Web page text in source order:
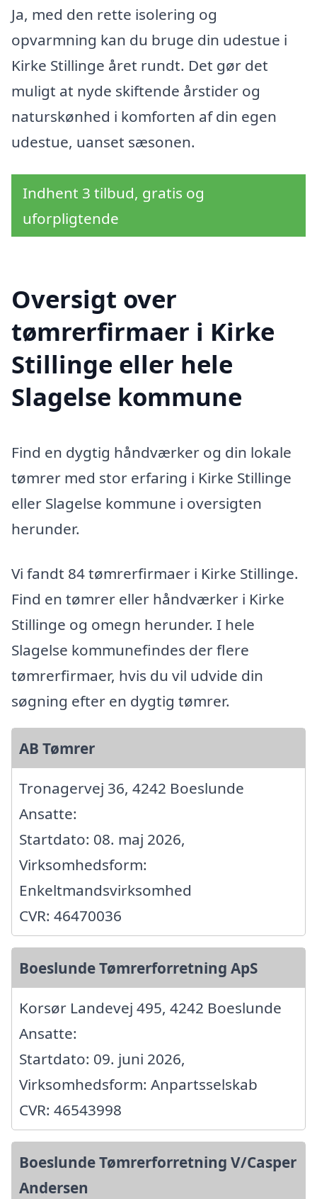
Ja, med den rette isolering og
opvarmning kan du bruge din udestue i
Kirke Stillinge året rundt. Det gør det
muligt at nyde skiftende årstider og
naturskønhed i komforten af din egen
udestue, uanset sæsonen.
Indhent 3 tilbud, gratis og
uforpligtende
Oversigt over
tømrerfirmaer i Kirke
Stillinge eller hele
Slagelse kommune
Find en dygtig håndværker og din lokale
tømrer med stor erfaring i Kirke Stillinge
eller Slagelse kommune i oversigten
herunder.
Vi fandt 84 tømrerfirmaer i Kirke Stillinge.
Find en tømrer eller håndværker i Kirke
Stillinge og omegn herunder. I hele
Slagelse kommunefindes der flere
tømrerfirmaer, hvis du vil udvide din
søgning efter en dygtig tømrer.
AB Tømrer
Tronagervej 36, 4242 Boeslunde
Ansatte:
Startdato: 08. maj 2026,
Virksomhedsform:
Enkeltmandsvirksomhed
CVR: 46470036
Boeslunde Tømrerforretning ApS
Korsør Landevej 495, 4242 Boeslunde
Ansatte:
Startdato: 09. juni 2026,
Virksomhedsform: Anpartsselskab
CVR: 46543998
Boeslunde Tømrerforretning V/Casper
Andersen